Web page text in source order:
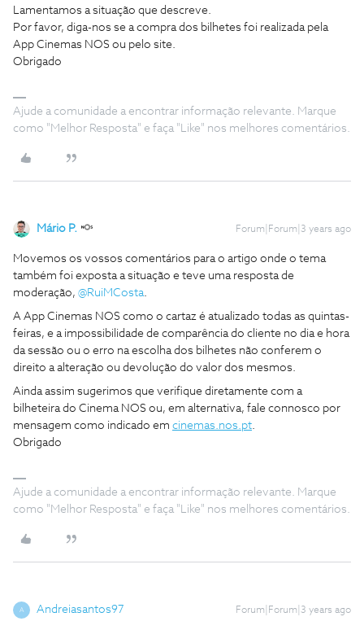
Lamentamos a situação que descreve.
Por favor, diga-nos se a compra dos bilhetes foi realizada pela
App Cinemas NOS ou pelo site.
Obrigado
Ajude a comunidade a encontrar informação relevante. Marque
como "Melhor Resposta" e faça "Like" nos melhores comentários.
Mário P. Forum|Forum|3 years ago
Movemos os vossos comentários para o artigo onde o tema
também foi exposta a situação e teve uma resposta de
moderação, @RuiMCosta.
A App Cinemas NOS como o cartaz é atualizado todas as quintas-
feiras, e a impossibilidade de comparência do cliente no dia e hora
da sessão ou o erro na escolha dos bilhetes não conferem o
direito a alteração ou devolução do valor dos mesmos.
Ainda assim sugerimos que verifique diretamente com a
bilheteira do Cinema NOS ou, em alternativa, fale connosco por
mensagem como indicado em cinemas.nos.pt.
Obrigado
Ajude a comunidade a encontrar informação relevante. Marque
como "Melhor Resposta" e faça "Like" nos melhores comentários.
A Andreiasantos97 Forum|Forum|3 years ago